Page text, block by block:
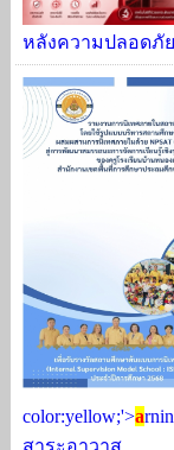
หลังความปลอดภั
color:yellow;'>a